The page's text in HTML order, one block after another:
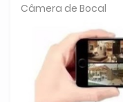
Câmera de Bocal